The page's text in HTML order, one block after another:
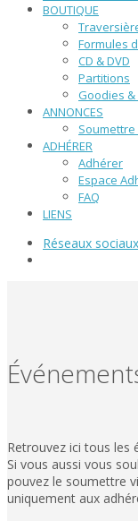
BOUTIQUE
Formules
CD & DVD
Partitions
Goodies &
ANNONCES
ADHÉRER
Adhérer
Espace
FAQ
LIENS
Réseaux sociaux
Retrouvez ici tous les
Si vous aussi vous
pouvez le soumettre
uniquement aux